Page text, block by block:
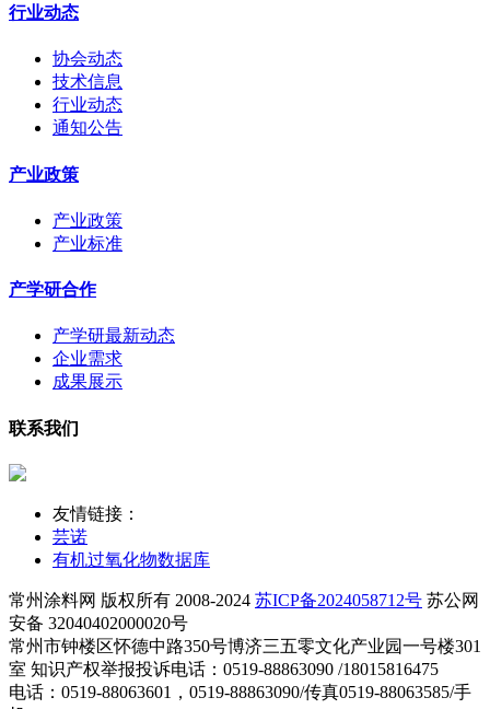
行业动态
协会动态
技术信息
行业动态
通知公告
产业政策
产业政策
产业标准
产学研合作
产学研最新动态
企业需求
成果展示
联系我们
友情链接：
芸诺
有机过氧化物数据库
常州涂料网 版权所有 2008-2024 苏ICP备2024058712号 苏公网
安备 32040402000020号
常州市钟楼区怀德中路350号博济三五零文化产业园一号楼301
室 知识产权举报投诉电话：0519-88863090 /18015816475
电话：0519-88063601，0519-88863090/传真0519-88063585/手